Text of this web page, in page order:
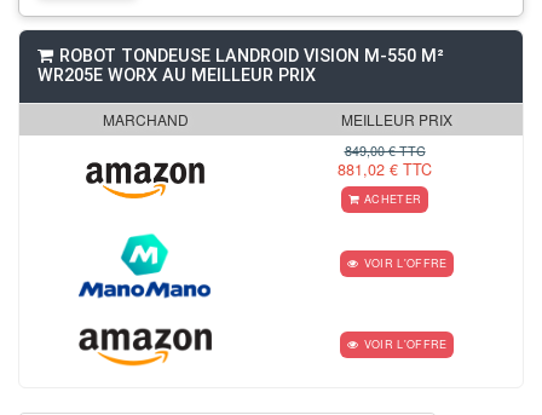
ROBOT TONDEUSE LANDROID VISION M-550 M²
WR205E WORX AU MEILLEUR PRIX
MARCHAND MEILLEUR PRIX
849,00 € TTC
881,02 € TTC
ACHETER
VOIR L'OFFRE
VOIR L'OFFRE